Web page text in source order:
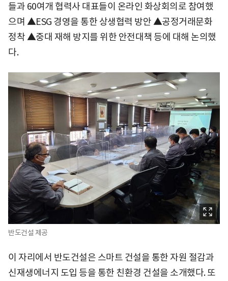
들과 60여개 협력사 대표들이 온라인 화상회의로 참여했
으며 ▲ESG 경영을 통한 상생협력 방안 ▲공정거래문화
정착 ▲중대 재해 방지를 위한 안전대책 등에 대해 논의했
다.
반도건설 제공
이 자리에서 반도건설은 스마트 건설을 통한 자원 절감과
신재생에너지 도입 등을 통한 친환경 건설을 소개했다. 또